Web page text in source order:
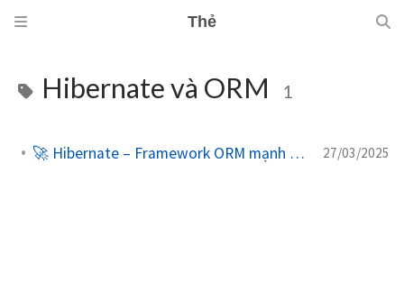
Thẻ
Hibernate và ORM 1
🚀 Hibernate – Framework ORM mạnh mẽ trong Java 27/03/2025